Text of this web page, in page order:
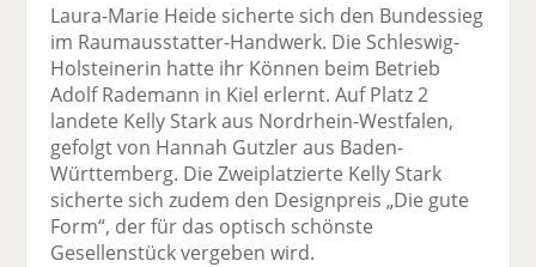
n
n
Laura-Marie Heide sicherte sich den Bundessieg
im Raumausstatter-Handwerk. Die Schleswig-
Holsteinerin hatte ihr Können beim Betrieb
Adolf Rademann in Kiel erlernt. Auf Platz 2
landete Kelly Stark aus Nordrhein-Westfalen,
gefolgt von Hannah Gutzler aus Baden-
Württemberg. Die Zweiplatzierte Kelly Stark
sicherte sich zudem den Designpreis „Die gute
Form“, der für das optisch schönste
Gesellenstück vergeben wird.